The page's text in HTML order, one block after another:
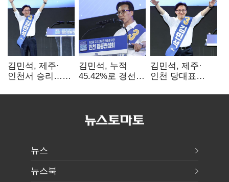
김민석, 제주·
인천서 승리…
탈환'(종합)
김민석, 누적
45.42%로 경선
격차
김민석, 제주·
인천 당대표
뉴스
뉴스북